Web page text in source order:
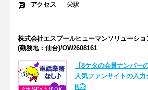
アクセス
栄駅
株式会社エスプールヒューマンソリューシ
(勤務地：仙台)/OW2608161
【8ケタの会員ナンバー
人気ファンサイトの入
K◎